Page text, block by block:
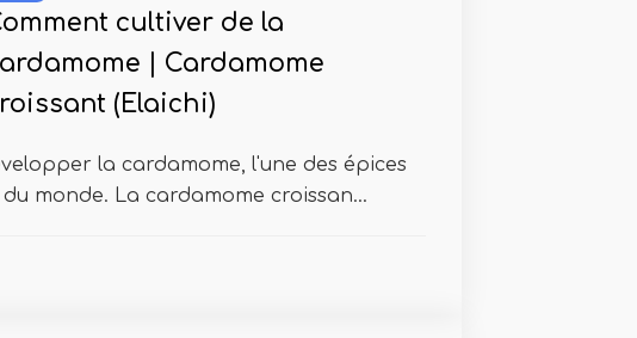
cultiver de la
| Cardamome
(Elaichi)
la cardamome, l'une des épices
monde. La cardamome croissan...